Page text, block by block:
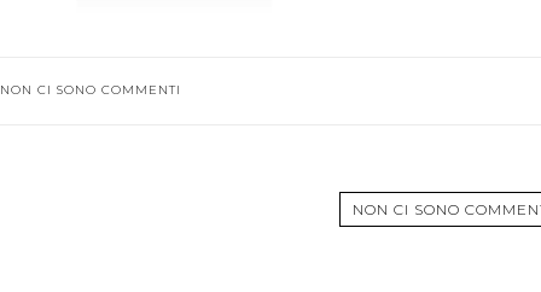
NON CI SONO COMMENTI
NON CI SONO